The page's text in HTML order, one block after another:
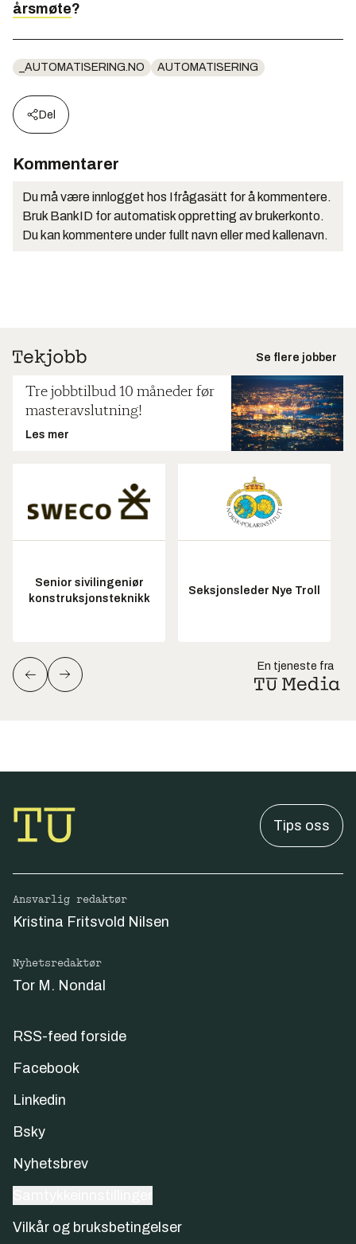
årsmøte?
_AUTOMATISERING.NO AUTOMATISERING
Del
Kommentarer
Du må være innlogget hos Ifrågasätt for å kommentere.
Bruk BankID for automatisk oppretting av brukerkonto.
Du kan kommentere under fullt navn eller med kallenavn.
Se flere jobber
Tre jobbtilbud 10 måneder før
masteravslutning!
Les mer
Senior sivilingeniør
konstruksjonsteknikk
Seksjonsleder Nye Troll
En tjeneste fra
Tips oss
Ansvarlig redaktør
Kristina Fritsvold Nilsen
Nyhetsredaktør
Tor M. Nondal
RSS-feed forside
Facebook
Linkedin
Bsky
Nyhetsbrev
Vilkår og bruksbetingelser